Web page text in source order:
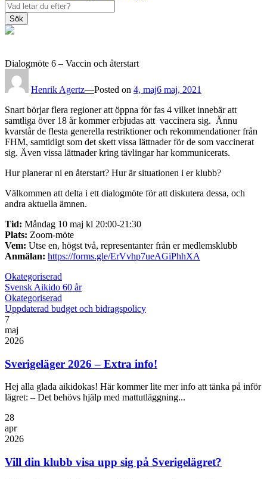
Sök
Dialogmöte 6 – Vaccin och återstart
Henrik Agertz—Posted on 4, maj6 maj, 2021
Snart börjar flera regioner att öppna för fas 4 vilket innebär att
samtliga över 18 år kommer erbjudas att vaccinera sig. Ännu
kvarstår de flesta generella restriktioner och rekommendationer från
FHM, samtidigt som det skett vissa lättnader för de som vaccinerat
sig. Även vissa lättnader kring tävlingar har kommunicerats.
Hur planerar ni en återstart? Hur är situationen i er klubb?
Välkommen att delta i ett dialogmöte för att diskutera dessa, och
andra aktuella ämnen.
Tid: Måndag 10 maj kl 20:00-21:30
Plats: Zoom-möte
Vem: Utse en, högst två, representanter från er medlemsklubb
Anmälan: https://forms.gle/ErVvhp7ueAGiPhhXA
Okategoriserad
Svensk Aikido 60 år
Okategoriserad
Uppdaterad budget och bidragspolicy
7
maj
2026
Sverigeläger 2026 – Extra info!
Hej alla glada aikidokas! Här kommer lite mer info att tänka på inför
lägret: – Det behövs hjälp med mattutläggning...
28
apr
2026
Vill din klubb visa upp sig på Sverigelägret?